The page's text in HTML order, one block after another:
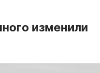
изменили